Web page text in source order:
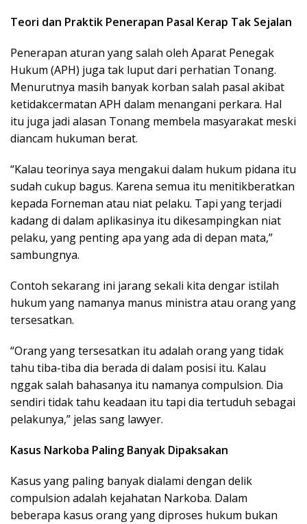
Teori dan Praktik Penerapan Pasal Kerap Tak Sejalan
Penerapan aturan yang salah oleh Aparat Penegak
Hukum (APH) juga tak luput dari perhatian Tonang.
Menurutnya masih banyak korban salah pasal akibat
ketidakcermatan APH dalam menangani perkara. Hal
itu juga jadi alasan Tonang membela masyarakat meski
diancam hukuman berat.
“Kalau teorinya saya mengakui dalam hukum pidana itu
sudah cukup bagus. Karena semua itu menitikberatkan
kepada Forneman atau niat pelaku. Tapi yang terjadi
kadang di dalam aplikasinya itu dikesampingkan niat
pelaku, yang penting apa yang ada di depan mata,”
sambungnya.
Contoh sekarang ini jarang sekali kita dengar istilah
hukum yang namanya manus ministra atau orang yang
tersesatkan.
“Orang yang tersesatkan itu adalah orang yang tidak
tahu tiba-tiba dia berada di dalam posisi itu. Kalau
nggak salah bahasanya itu namanya compulsion. Dia
sendiri tidak tahu keadaan itu tapi dia tertuduh sebagai
pelakunya,” jelas sang lawyer.
Kasus Narkoba Paling Banyak Dipaksakan
Kasus yang paling banyak dialami dengan delik
compulsion adalah kejahatan Narkoba. Dalam
beberapa kasus orang yang diproses hukum bukan